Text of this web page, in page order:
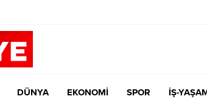
DÜNYA EKONOMİ SPOR İŞ-